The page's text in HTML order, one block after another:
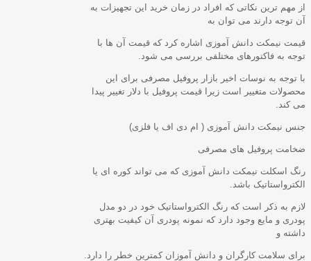
از مهم ترین نکاتی که افراد در زمان خرید این تجهیزات به
آن توجه دارند می توان به
قیمت نیمکت دانش آموزی اشاره کرد که قیمت آن ها با
توجه به فاکتورهای مختلفی بررسی می شود.
با توجه به نوسات اخیر بازار پروفیل مصرفی برای این
محصولات متغییر است زیرا قیمت پروفیل با دلار تغییر پیدا
می کند.
جنس نیمکت دانش آموزی ( ام دی اف یا فلزی)
ضخامت پروفیل های مصرفی
رنگ اسکلت نیمکت دانش آموزی که می تواند کوره ای یا
الکترواستاتیک باشد.
لازم به ذکر است که رنگ الکترواستاتیک خود در دو مدل
پودری و مایع وجود دارد که نمونه پودری آن کیفیت بهتری
داشته و
برای سلامت کارگران و دانش آموزان کمترین خطر را دارد.